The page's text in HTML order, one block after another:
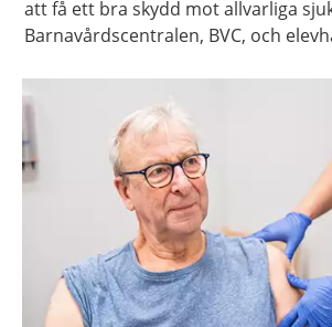
att få ett bra skydd mot allvarliga
Barnavårdscentralen, BVC, och